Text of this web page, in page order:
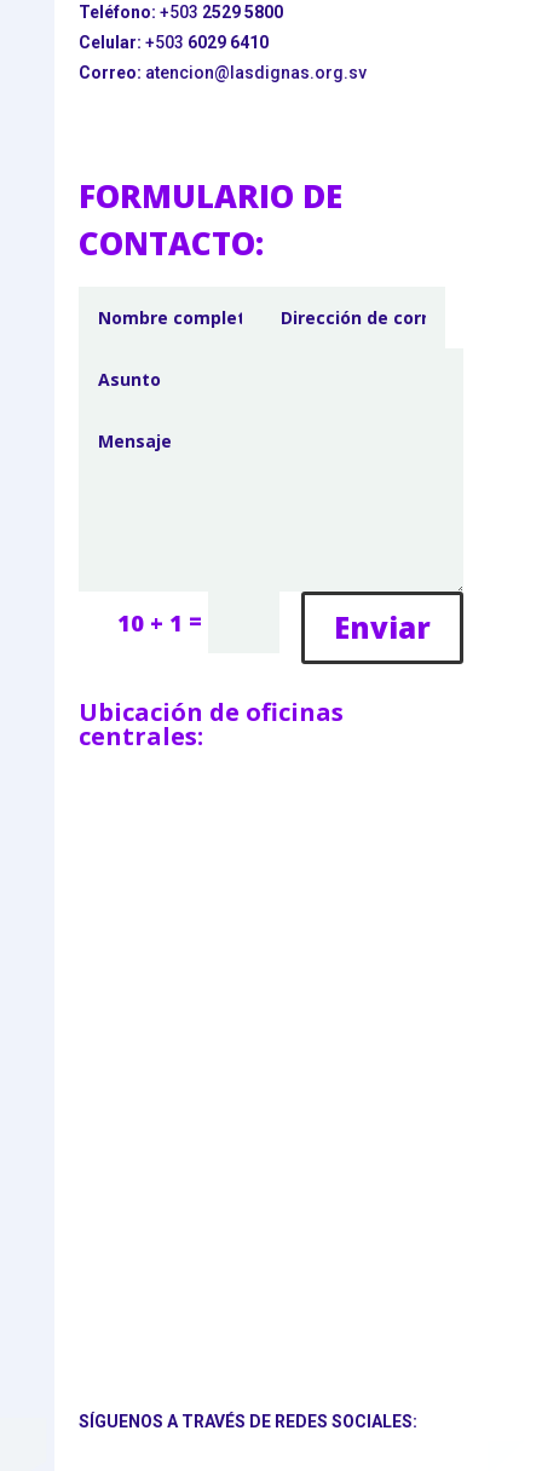
Teléfono: +503 2529 5800
Celular: +503 6029 6410
Correo: atencion@lasdignas.org.sv
FORMULARIO DE
CONTACTO:
10 + 1 = Enviar
Ubicación de oficinas
centrales:
SÍGUENOS A TRAVÉS DE REDES SOCIALES: